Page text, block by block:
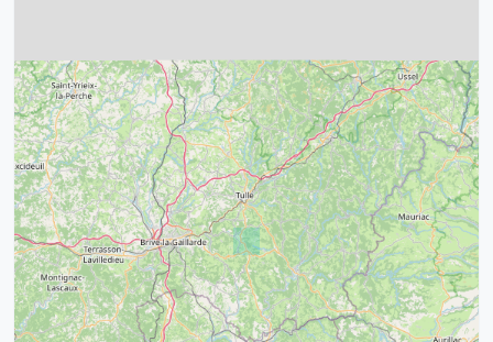
4
15
21
14
32
39
52 68
43